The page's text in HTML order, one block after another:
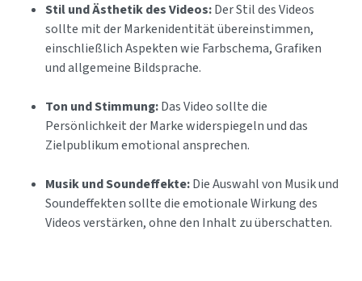
Stil und Ästhetik des Videos:Der Stil des Videos
sollte mit der Markenidentität übereinstimmen,
einschließlich Aspekten wie Farbschema, Grafiken
und allgemeine Bildsprache.
Ton und Stimmung:Das Video sollte die
Persönlichkeit der Marke widerspiegeln und das
Zielpublikum emotional ansprechen.
Musik und Soundeffekte:Die Auswahl von Musik und
Soundeffekten sollte die emotionale Wirkung des
Videos verstärken, ohne den Inhalt zu überschatten.